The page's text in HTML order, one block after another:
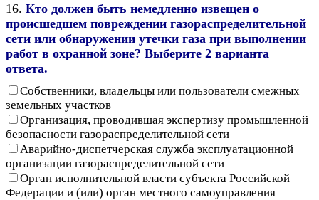
16. Кто должен быть немедленно извещен о
происшедшем повреждении газораспределительной
сети или обнаружении утечки газа при выполнении
работ в охранной зоне? Выберите 2 варианта
ответа.
Собственники, владельцы или пользователи смежных
земельных участков
Организация, проводившая экспертизу промышленной
безопасности газораспределительной сети
Аварийно-диспетчерская служба эксплуатационной
организации газораспределительной сети
Орган исполнительной власти субъекта Российской
Федерации и (или) орган местного самоуправления